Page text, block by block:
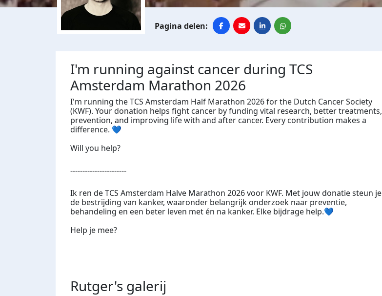
I'm running against cancer during TCS
Amsterdam Marathon 2026
I'm running the TCS Amsterdam Half Marathon 2026 for the Dutch Cancer Society
(KWF). Your donation helps fight cancer by funding vital research, better treatments,
prevention, and improving life with and after cancer. Every contribution makes a
difference. 💙
Will you help?
-----------------------
Ik ren de TCS Amsterdam Halve Marathon 2026 voor KWF. Met jouw donatie steun je
de bestrijding van kanker, waaronder belangrijk onderzoek naar preventie,
behandeling en een beter leven met én na kanker. Elke bijdrage help.💙
Help je mee?
Rutger's galerij